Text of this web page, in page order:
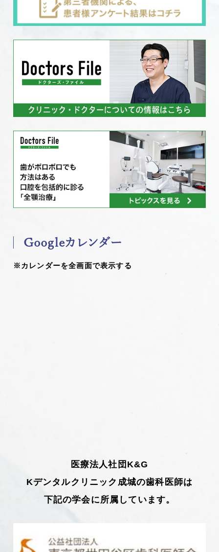
Googleカレンダー
※カレンダーを全画面で表示する
医療法人社団K&G
Kデンタルクリニック成城の歯科医師は
下記の学会に所属しています。